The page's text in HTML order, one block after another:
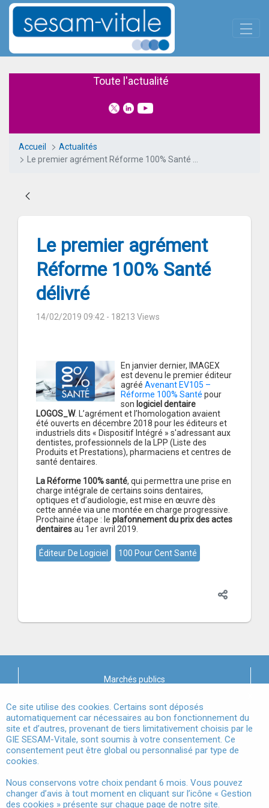
Skip to Main Content
Le premier agrément Réforme
Toute l'actualité
Accueil
Actualités
Le premier agrément Réforme 100% Santé délivré
Le premier agrément
Réforme 100% Santé
délivré
14/02/2019 09:42 - 18213 Views
En janvier dernier, IMAGEX
est devenu le premier éditeur
agrééAvenant EV105 –
Réforme 100% Santé pour
son logiciel dentaire
LOGOS_W. L’agrément et l’homologation avaient
été ouverts en décembre 2018 pour les éditeurs et
industriels dits « Dispositif Intégré » s'adressant aux
dentistes, professionnels de la LPP (Liste des
Produits et Prestations), pharmaciens et centres de
santé dentaires.
La Réforme 100% santé, qui permettra une prise en
charge intégrale de certains soins dentaires,
optiques et d’audiologie, est mise en œuvre dès
cette année via une montée en charge progressive.
Prochaine étape : le plafonnement du prix des actes
dentairesau 1er avril 2019.
Éditeur De Logiciel 100 Pour Cent Santé
Marchés publics
Mentions légales
Conditions Générales d'Utilisation
Données à Caractère Personnel
Accessibilité
Gestion des cookies
Panneau de gestion des cookies
Ce site utilise des cookies. Certains sont déposés
automatiquement car nécessaires au bon fonctionnement du
site et d’autres, provenant de tiers limitativement choisis par le
GIE SESAM-Vitale, sont soumis à votre consentement. Ce
consentement peut être global ou personnalisé par type de
cookies.
Nous conservons votre choix pendant 6 mois. Vous pouvez
changer d’avis à tout moment en cliquant sur l’icône « Gestion
des cookies » présente sur chaque page de notre site.